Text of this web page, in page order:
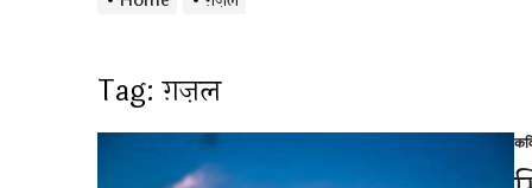
Tag:ग़ज़ल
in